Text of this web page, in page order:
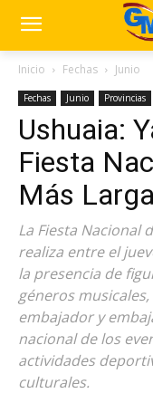
Inicio Fechas Junio
Fechas Junio Provincias
Ushuaia:
Fiesta
Más Larga
La Fiesta Nacional
realiza entre el
la presencia de
géneros
embajador y
nacional de los
actividades
culturales.